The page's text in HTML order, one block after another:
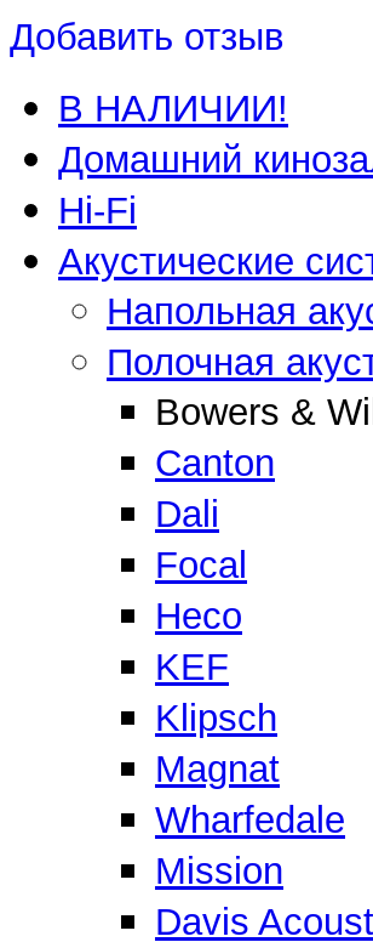
Добавить отзыв
В НАЛИЧИИ!
Домашний
Hi-Fi
Акустические
Напольная
Полочная
Bowers &
Canton
Dali
Focal
Heco
KEF
Klipsch
Magnat
Wharfedale
Mission
Davis